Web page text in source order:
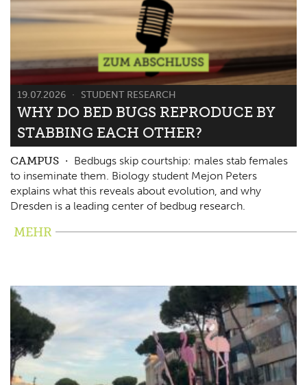
19.07.2026 STUDENT RESEARCH
WHY DO BED BUGS REPRODUCE BY
STABBING EACH OTHER?
CAMPUS
Bedbugs skip courtship: males stab females
to inseminate them. Biology student Mejon Peters
explains what this reveals about evolution, and why
Dresden is a leading center of bedbug research.
MEHR